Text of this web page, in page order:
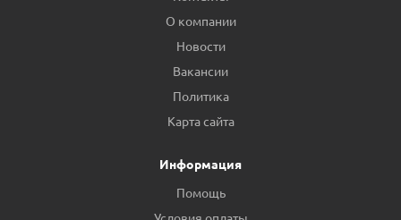
О компании
Новости
Вакансии
Политика
Карта сайта
Информация
Помощь